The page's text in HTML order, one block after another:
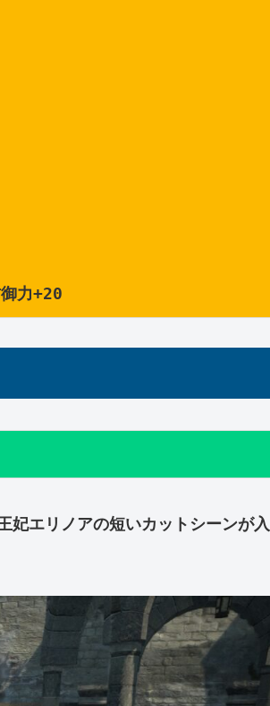
力+20
妃エリノアの短いカットシーンが入